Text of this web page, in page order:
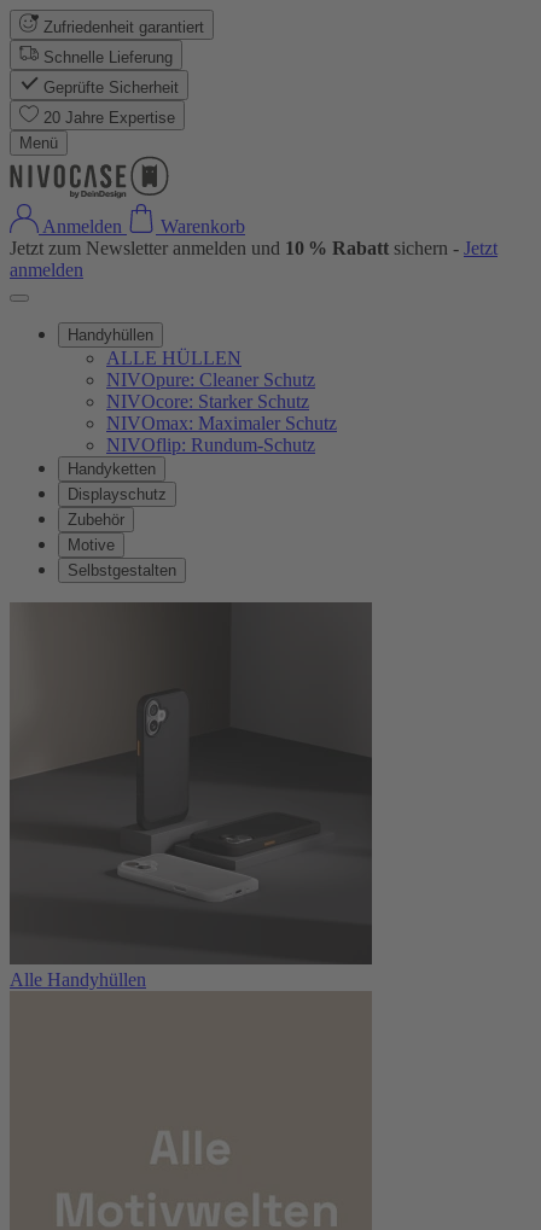
Zufriedenheit garantiert
Schnelle Lieferung
Geprüfte Sicherheit
20 Jahre Expertise
Menü
Anmelden
Warenkorb
Jetzt zum Newsletter anmelden und 10 % Rabatt sichern - Jetzt
anmelden
Handyhüllen
ALLE HÜLLEN
NIVOpure: Cleaner Schutz
NIVOcore: Starker Schutz
NIVOmax: Maximaler Schutz
NIVOflip: Rundum-Schutz
Handyketten
Displayschutz
Zubehör
Motive
Selbstgestalten
Alle Handyhüllen